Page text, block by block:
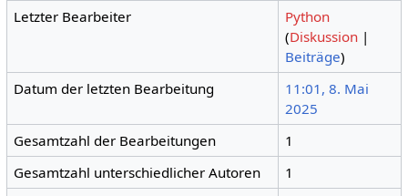
Letzter Bearbeiter
Python
(Diskussion |
Beiträge)
Datum der letzten Bearbeitung
11:01, 8. Mai
2025
Gesamtzahl der Bearbeitungen
1
Gesamtzahl unterschiedlicher Autoren
1